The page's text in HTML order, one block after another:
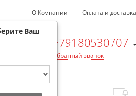
О Компании Оплата и доставка
+79180530707
Обратный звонок
Ваш